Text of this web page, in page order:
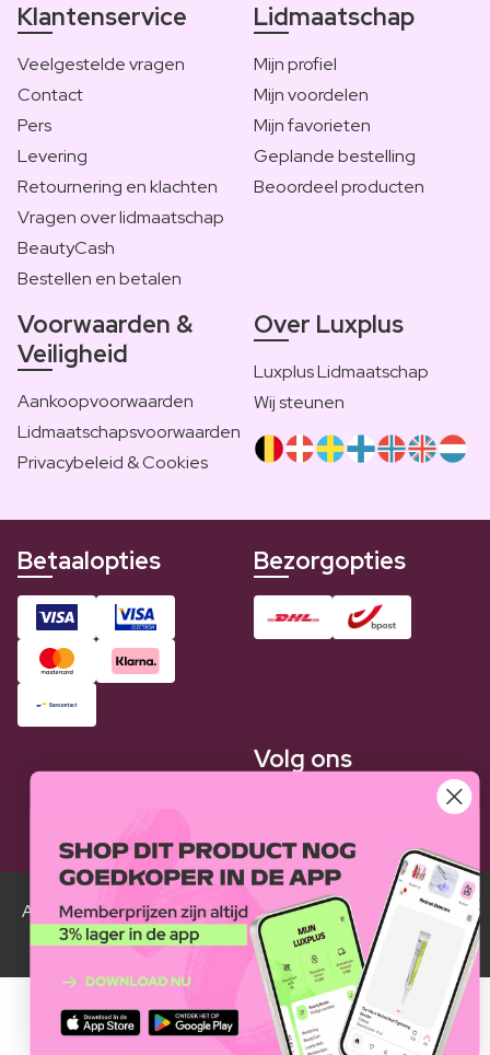
Klantenservice
Veelgestelde vragen
Contact
Pers
Levering
Retournering en klachten
Vragen over lidmaatschap
BeautyCash
Bestellen en betalen
Lidmaatschap
Mijn profiel
Mijn voordelen
Mijn favorieten
Geplande bestelling
Beoordeel producten
Voorwaarden &
Veiligheid
Aankoopvoorwaarden
Lidmaatschapsvoorwaarden
Privacybeleid & Cookies
Over Luxplus
Luxplus Lidmaatschap
Wij steunen
Betaalopties Bezorgopties
Volg ons
Alle Luxplus ledenprijzen zijn weergegeven in vergelijking
met de normale prijzen.